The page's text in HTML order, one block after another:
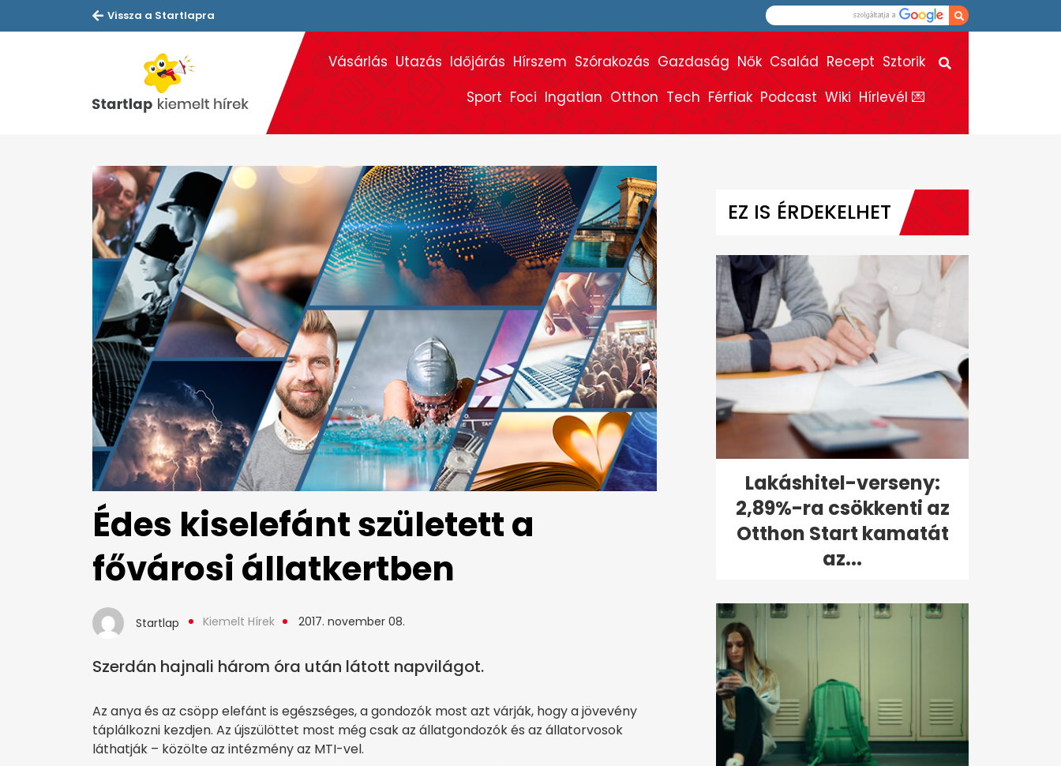
Vissza a Startlapra
Vásárlás Utazás Időjárás Hírszem Szórakozás Gazdaság Nők Család Recept Sztorik
Sport Foci Ingatlan Otthon Tech Férfiak Podcast Wiki Hírlevél 💌
Édes kiselefánt született a
fővárosi állatkertben
Startlap Kiemelt Hírek 2017. november 08.
Szerdán hajnali három óra után látott napvilágot.
Az anya és az csöpp elefánt is egészséges, a gondozók most azt várják, hogy a jövevény
táplálkozni kezdjen. Az újszülöttet most még csak az állatgondozók és az állatorvosok
láthatják – közölte az intézmény az MTI-vel.
EZ IS ÉRDEKELHET
Lakáshitel-verseny:
2,89%-ra csökkenti az
Otthon Start kamatát
az...